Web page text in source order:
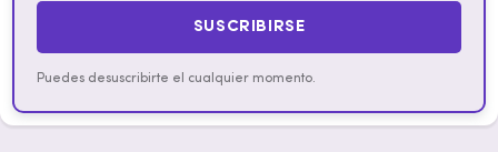
SUSCRIBIRSE
Puedes desuscribirte el cualquier momento.